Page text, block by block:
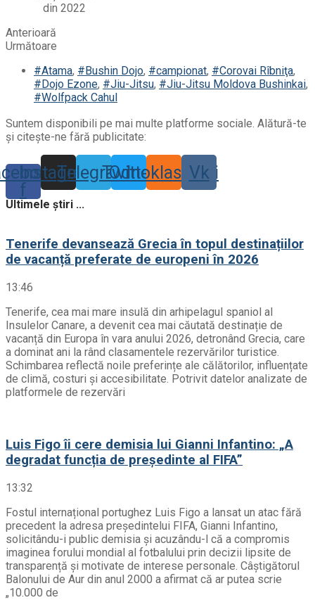
Anterioară
Următoare
#Atama, #Bushin Dojo, #campionat, #Corovai Rîbniţa,
#Dojo Ezone, #Jiu-Jitsu, #Jiu-Jitsu Moldova Bushinkai,
#Wolfpack Cahul
Suntem disponibili pe mai multe platforme sociale. Alătură-te
și citește-ne fără publicitate:
f
Instagram
TelegramTwitter
Odnoklassniki
Vk
Ultimele știri ...
Tenerife devansează Grecia în topul destinațiilor
de vacanță preferate de europeni în 2026
13:46
Tenerife, cea mai mare insulă din arhipelagul spaniol al
Insulelor Canare, a devenit cea mai căutată destinație de
vacanță din Europa în vara anului 2026, detronând Grecia, care
a dominat ani la rând clasamentele rezervărilor turistice.
Schimbarea reflectă noile preferințe ale călătorilor, influențate
de climă, costuri și accesibilitate. Potrivit datelor analizate de
platformele de rezervări
Luis Figo îi cere demisia lui Gianni Infantino: „A
degradat funcția de președinte al FIFA”
13:32
Fostul internațional portughez Luis Figo a lansat un atac fără
precedent la adresa președintelui FIFA, Gianni Infantino,
solicitându-i public demisia și acuzându-l că a compromis
imaginea forului mondial al fotbalului prin decizii lipsite de
transparență și motivate de interese personale. Câștigătorul
Balonului de Aur din anul 2000 a afirmat că ar putea scrie
„10.000 de